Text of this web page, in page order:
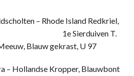
– Rhode Island Redkriel,
Sierduiven T.
Blauw gekrast, U 97
– Hollandse Kropper, Blauwbont